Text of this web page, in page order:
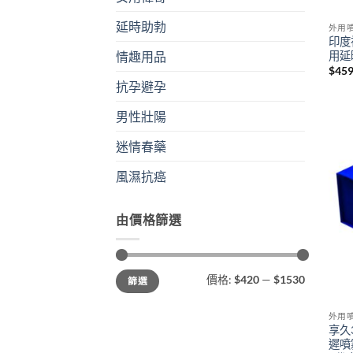
延時助勃
情趣用品
抗孕避孕
男性壯陽
迷情春藥
風濕抗癌
由價格篩選
最
低
價
最
高
價
篩選 價格: $420 — $1530
外用
印
用
$459
外用
享
遲噴